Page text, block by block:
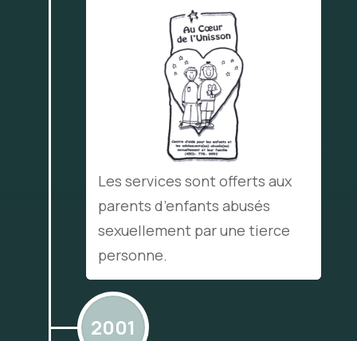
Les services sont offerts aux
parents d’enfants abusés
sexuellement par une tierce
personne.
2001